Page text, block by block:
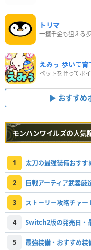
トリマ
一攫千金も狙える
えみぅ 歩いて育
おすすめ
モンハンワイルズの人気
1 太刀の最強装備おすす
2 巨戟アーティア武器厳
3 ストーリー攻略チャー
4 Switch2版の発売日・
5 最強装備・おすすめ装